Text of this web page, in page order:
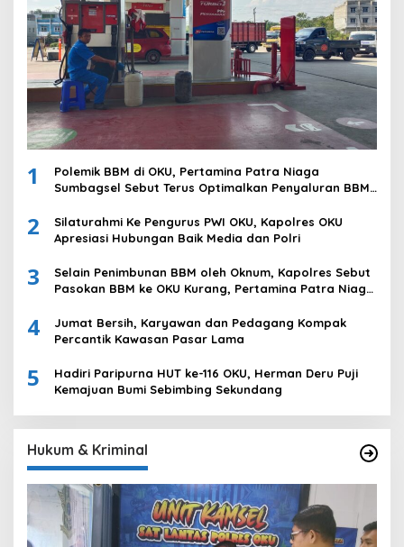
1
Polemik BBM di OKU, Pertamina Patra Niaga
Sumbagsel Sebut Terus Optimalkan Penyaluran BBM
Komering Ulu
2
Silaturahmi Ke Pengurus PWI OKU, Kapolres OKU
Apresiasi Hubungan Baik Media dan Polri
3
Selain Penimbunan BBM oleh Oknum, Kapolres Sebut
Pasokan BBM ke OKU Kurang, Pertamina Patra Niaga
4
Jumat Bersih, Karyawan dan Pedagang Kompak
Percantik Kawasan Pasar Lama
5
Hadiri Paripurna HUT ke-116 OKU, Herman Deru Puji
Kemajuan Bumi Sebimbing Sekundang
Hukum & Kriminal